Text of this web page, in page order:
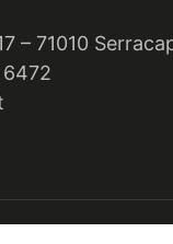
– 71010